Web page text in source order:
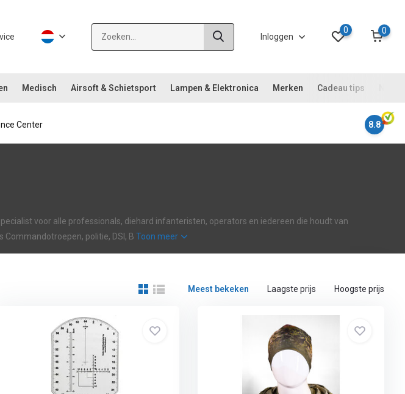
Inloggen
0 0
Medisch Airsoft & Schietsport Lampen & Elektronica Merken Cadeau tips
Center 8.8
voor alle professionals, diehard infanteristen, operators en iedereen die houdt van
politie, DSI, B Toon meer
Meest bekeken Laagste prijs Hoogste prijs